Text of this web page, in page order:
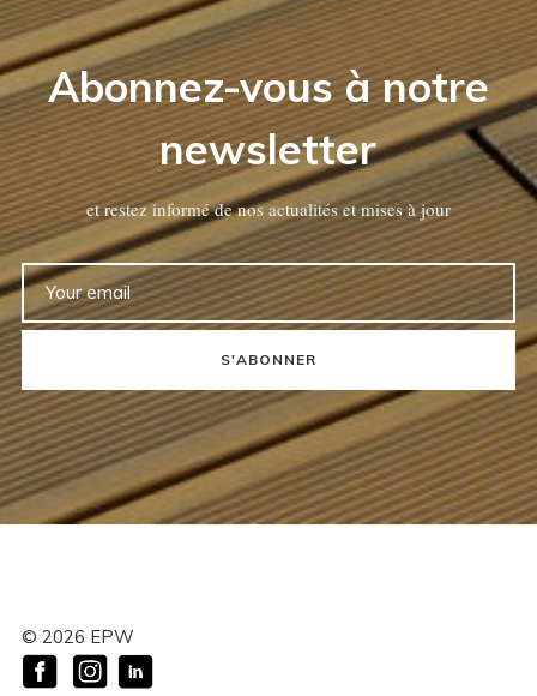
Abonnez-vous à notre
newsletter
et restez informé de nos actualités et mises à jour
S'ABONNER
© 2026 EPW